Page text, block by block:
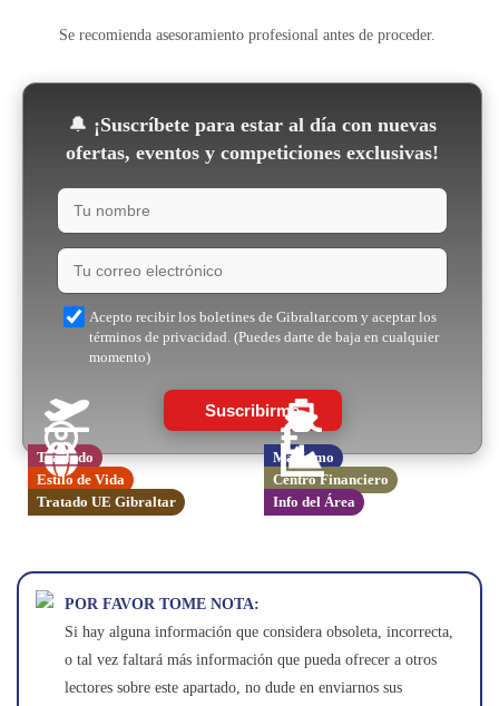
Se recomienda asesoramiento profesional antes de proceder.
🔔 ¡Suscríbete para estar al día con nuevas
ofertas, eventos y competiciones exclusivas!
Acepto recibir los boletines de Gibraltar.com y aceptar los
términos de privacidad. (Puedes darte de baja en cualquier
momento)
Suscribirme
Traslado
Marítimo
Estilo de Vida
Centro Financiero
Tratado UE Gibraltar
Info del Área
POR FAVOR TOME NOTA:
Si hay alguna información que considera obsoleta, incorrecta,
o tal vez faltará más información que pueda ofrecer a otros
lectores sobre este apartado, no dude en enviarnos sus